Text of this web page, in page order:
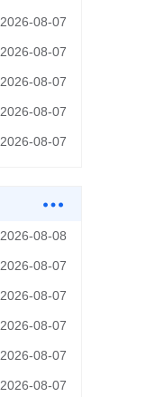
2026-08-07
2026-08-07
2026-08-07
2026-08-07
2026-08-07
2026-08-08
2026-08-07
2026-08-07
2026-08-07
2026-08-07
2026-08-07